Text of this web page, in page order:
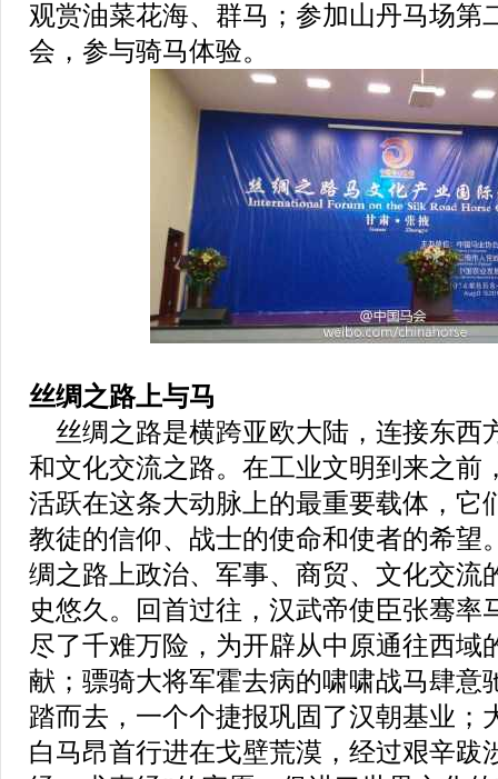
观赏油菜花海、群马；参加山丹马场第
会，参与骑马体验。
丝绸之路上与马
丝绸之路是横跨亚欧大陆，连接东西
和文化交流之路。在工业文明到来之前
活跃在这条大动脉上的最重要载体，它
教徒的信仰、战士的使命和使者的希望
绸之路上政治、军事、商贸、文化交流
史悠久。回首过往，汉武帝使臣张骞率
尽了千难万险，为开辟从中原通往西域
献；骠骑大将军霍去病的啸啸战马肆意
踏而去，一个个捷报巩固了汉朝基业；
白马昂首行进在戈壁荒漠，经过艰辛跋